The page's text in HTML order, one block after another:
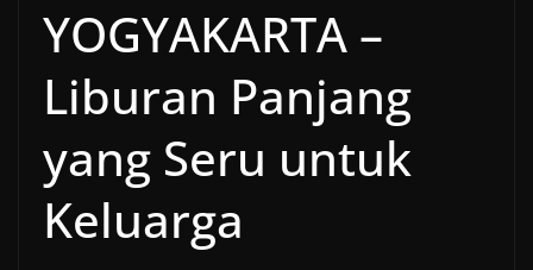
YOGYAKARTA –
Liburan Panjang
yang Seru untuk
Keluarga